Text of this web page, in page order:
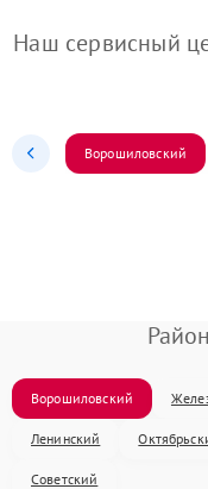
Наш сервисный
Ворошиловский
Ворошиловский
Ленинский
Советский